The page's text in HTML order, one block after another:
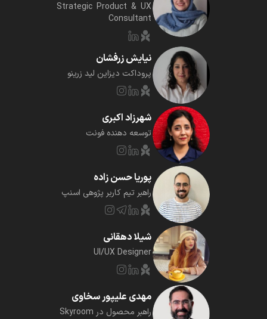
Strategic Product & UX
Consultant
نیایش زرفشان
پروداکت دیزاین لید زرینو
شهرزاد اکبری
توسعه دهنده فونت
پوریا حسن زاده
راهبر تیم کاربر پژوهی اسنپ‌
شیلا دهقانی
UI/UX Designer
مهدی علیپور سخاوی
راهبر محصول در Skyroom